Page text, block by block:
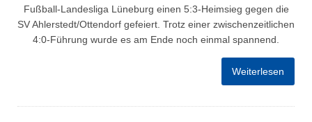
Fußball-Landesliga Lüneburg einen 5:3-Heimsieg gegen die
SV Ahlerstedt/Ottendorf gefeiert. Trotz einer zwischenzeitlichen
4:0-Führung wurde es am Ende noch einmal spannend.
Weiterlesen